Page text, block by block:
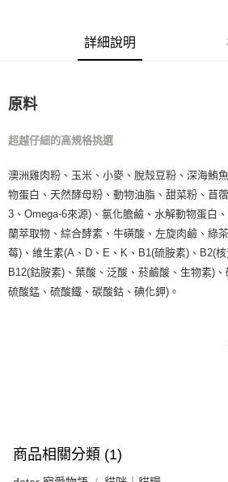
每筆NT$80，滿NT$1,000(含以上)免運費
每筆NT$160
宅配(滿額免運)
付款後門市自取
免運費
詳細說明
原料
超越仔細的高規格挑選
澳洲雞肉粉、玉米、小麥、脫殼豆粉、深海鮪
物蛋白、天然酵母粉、動物油脂、甜菜粉、苜
3、Omega-6來源)、氯化膽鹼、水解動物蛋白
蘭萃取物、綜合酵素、牛磺酸、左旋肉鹼、綠
莓)、維生素(A、D、E、K、B1(硫胺素)、B2(核
B12(鈷胺素)、葉酸、泛酸、菸鹼酸、生物素)
硫酸錳、硫酸鐵、碳酸鈷、碘化鉀)。
商品相關分類 (1)